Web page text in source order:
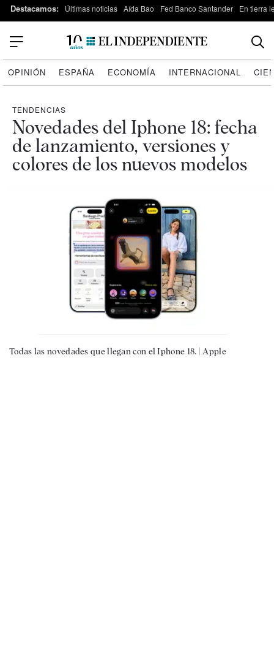
Destacamos: Últimas noticias Aída Bao Fed Banco Santander En tierra
OPINIÓN ESPAÑA ECONOMÍA INTERNACIONAL
TENDENCIAS
Novedades del Iphone 18: fecha
de lanzamiento, versiones y
colores de los nuevos modelos
Todas las novedades que llegan con el Iphone 18. | Apple